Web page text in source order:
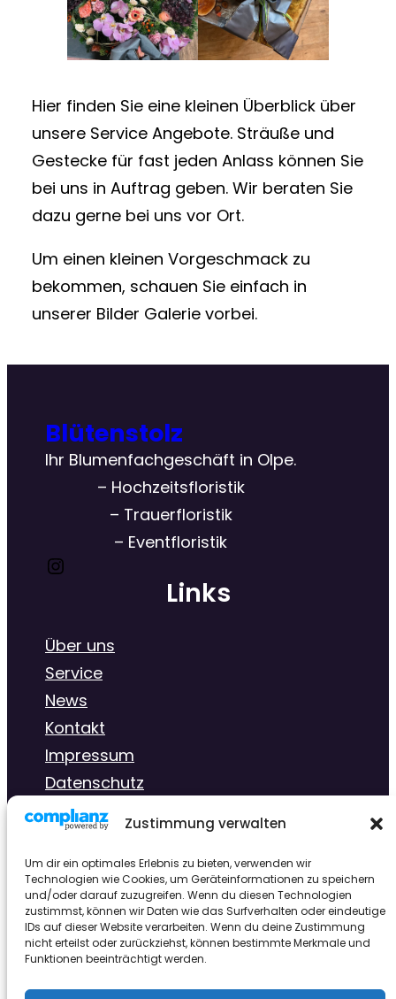
Zustimmung verwalten
Um dir ein optimales Erlebnis zu bieten, verwenden wir
Technologien wie Cookies, um Geräteinformationen zu speichern
und/oder darauf zuzugreifen. Wenn du diesen Technologien
zustimmst, können wir Daten wie das Surfverhalten oder eindeutige
IDs auf dieser Website verarbeiten. Wenn du deine Zustimmung
nicht erteilst oder zurückziehst, können bestimmte Merkmale und
Funktionen beeinträchtigt werden.
Hier finden Sie eine kleinen Überblick über
unsere Service Angebote. Sträuße und
Gestecke für fast jeden Anlass können Sie
bei uns in Auftrag geben. Wir beraten Sie
dazu gerne bei uns vor Ort.
Um einen kleinen Vorgeschmack zu
bekommen, schauen Sie einfach in
unserer Bilder Galerie vorbei.
Blütenstolz
Ihr Blumenfachgeschäft in Olpe.
– Hochzeitsfloristik
– Trauerfloristik
– Eventfloristik
Instagram
Links
Über uns
Service
News
Kontakt
Impressum
Datenschutz
Kontaktiere uns
info@bluetenstolz-olpe.de
+49 2761 8364393